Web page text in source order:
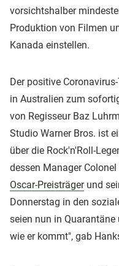
vorsichtshalber
Produktion von Filmen
Kanada einstellen.
Der positive
in Australien zum
von Regisseur Baz
Studio Warner Bros. ist
über die Rock'n'Roll-
dessen Manager
Oscar-Preisträgerund
Donnerstag in den
seien nun in Quarantäne
wie er kommt", gab